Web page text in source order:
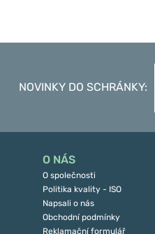
NOVINKY DO SCHRÁNKY:
O NÁS
O společnosti
Politika kvality - ISO
Napsali o nás
Obchodní podmínky
Reklamační formulář